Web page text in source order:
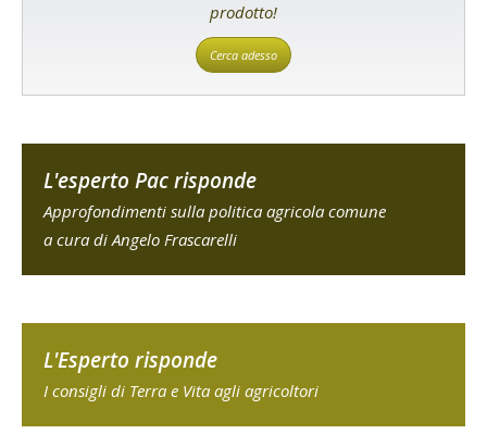
prodotto!
Cerca adesso
L'esperto Pac risponde
Approfondimenti sulla politica agricola comune
a cura di Angelo Frascarelli
L'Esperto risponde
I consigli di Terra e Vita agli agricoltori